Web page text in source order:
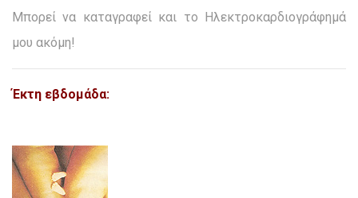
Μπορεί να καταγραφεί και το Ηλεκτροκαρδιογράφημά
μου ακόμη!
Έκτη εβδομάδα: